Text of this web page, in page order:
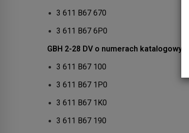
3 611 B67 670
3 611 B67 6P0
GBH 2-28 DV o numerach katalogowych:
3 611 B67 100
3 611 B67 1P0
3 611 B67 1K0
3 611 B67 190